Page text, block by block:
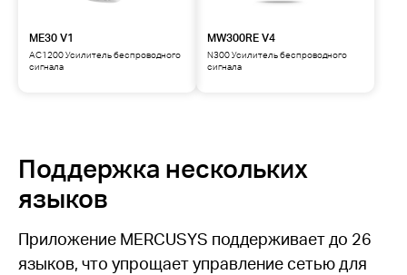
ME30 V1
AC1200 Усилитель беспроводного
сигнала
MW300RE V4
N300 Усилитель беспроводного
сигнала
Поддержка нескольких
языков
Приложение MERCUSYS поддерживает до 26
языков, что упрощает управление сетью для